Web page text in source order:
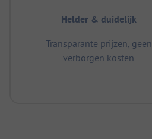
Helder & duidelijk
Transparante prijzen, geen
verborgen kosten